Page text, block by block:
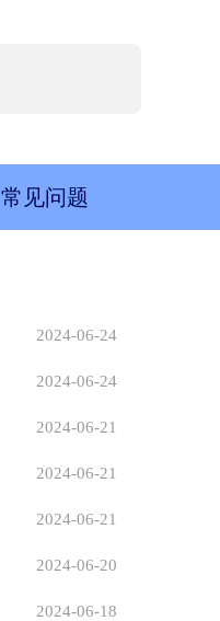
常见问题
2024-06-24
2024-06-24
2024-06-21
2024-06-21
2024-06-21
2024-06-20
2024-06-18